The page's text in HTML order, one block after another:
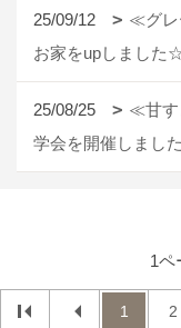
25/09/12
≪グレ
お家をupしまし
25/08/25
≪甘す
学会を開催しま
1ペ
1 2